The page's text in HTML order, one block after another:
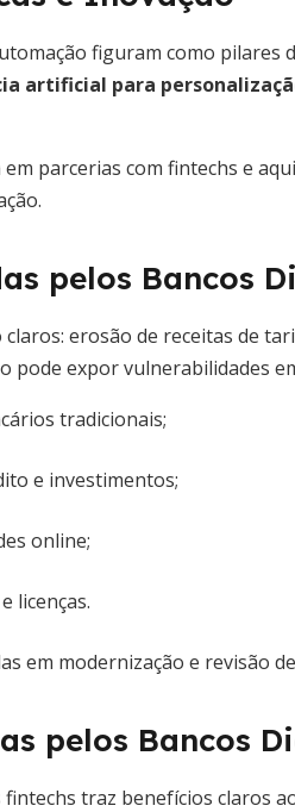
figuram como pilares
artificial para
parcerias com fintechs e
pelos Bancos
erosão de receitas de
pode expor vulnerabilidades
tradicionais;
e investimentos;
online;
licenças.
em modernização e revisão
pelos Bancos
traz benefícios claros